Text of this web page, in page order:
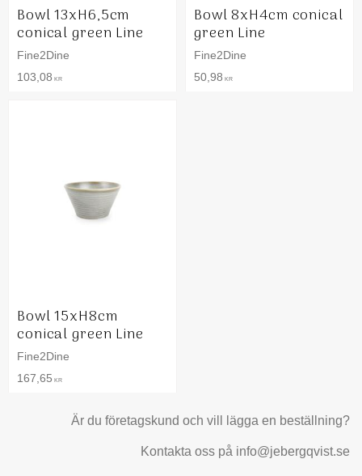
Bowl 13xH6,5cm
conical green Line
Fine2Dine
103,08 KR
Bowl 8xH4cm conical
green Line
Fine2Dine
50,98 KR
Bowl 15xH8cm
conical green Line
Fine2Dine
167,65 KR
Är du företagskund och vill lägga en beställning?
Kontakta oss på info@jebergqvist.se